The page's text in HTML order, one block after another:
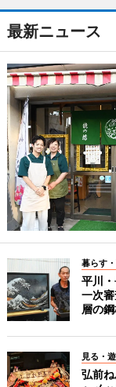
最新ニュース
暮らす
平川
一次
層の
見る・
弘前